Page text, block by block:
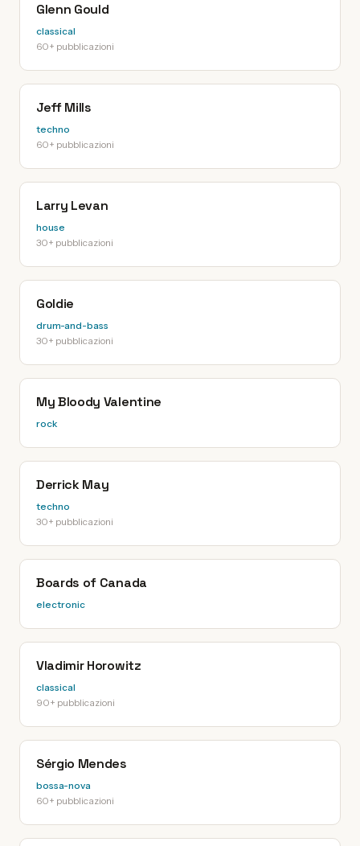
Glenn Gould
classical
60+ pubblicazioni
Jeff Mills
techno
60+ pubblicazioni
Larry Levan
house
30+ pubblicazioni
Goldie
drum-and-bass
30+ pubblicazioni
My Bloody Valentine
rock
Derrick May
techno
30+ pubblicazioni
Boards of Canada
electronic
Vladimir Horowitz
classical
90+ pubblicazioni
Sérgio Mendes
bossa-nova
60+ pubblicazioni